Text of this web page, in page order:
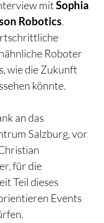
mit Sophia
Robotics.
Roboter
wie die Zukunft
könnte.
an das
Salzburg, vor
für die
Teil dieses
Events